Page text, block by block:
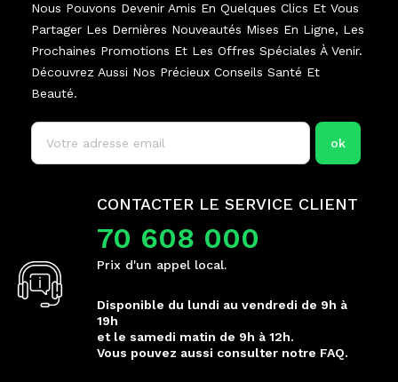
Nous Pouvons Devenir Amis En Quelques Clics Et Vous
Partager Les Dernières Nouveautés Mises En Ligne, Les
Prochaines Promotions Et Les Offres Spéciales À Venir.
Découvrez Aussi Nos Précieux Conseils Santé Et
Beauté.
CONTACTER LE SERVICE CLIENT
70 608 000
Prix d'un appel local.
Disponible du lundi au vendredi de 9h à
19h
et le samedi matin de 9h à 12h.
Vous pouvez aussi consulter notre FAQ.